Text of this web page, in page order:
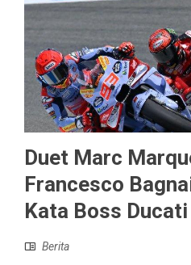
Duet Marc
Francesco
Kata Boss Ducati
Berita